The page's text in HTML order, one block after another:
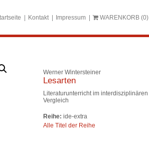
Kontakt Impressum WARENKORB (0)
Werner Wintersteiner
Lesarten
Literaturunterricht im interdisziplinären
Vergleich
Reihe: ide-extra
Alle Titel der Reihe